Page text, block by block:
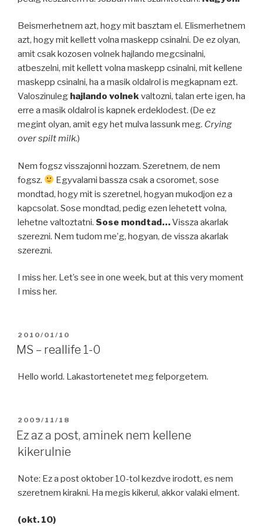
Beismerhetnem azt, hogy mit basztam el. Elismerhetnem
azt, hogy mit kellett volna maskepp csinalni. De ez olyan,
amit csak kozosen volnek hajlando megcsinalni,
atbeszelni, mit kellett volna maskepp csinalni, mit kellene
maskepp csinalni, ha a masik oldalrol is megkapnam ezt.
Valoszinuleg hajlando volnekvaltozni, talan erte igen, ha
erre a masik oldalrol is kapnek erdeklodest. (De ez
megint olyan, amit egy het mulva lassunk meg. Crying
over spilt milk.)
Nem fogsz visszajonni hozzam. Szeretnem, de nem
fogsz.
Egyvalami bassza csak a csoromet, sose
mondtad, hogy mit is szeretnel, hogyan mukodjon ez a
kapcsolat. Sose mondtad, pedig ezen lehetett volna,
lehetne valtoztatni. Sose mondtad…Vissza akarlak
szerezni. Nem tudom me’g, hogyan, de vissza akarlak
szerezni.
I miss her. Let’s see in one week, but at this very moment
I miss her.
POSTED
ON
2010/01/10
MS – reallife 1-0
Hello world. Lakastortenetet meg felporgetem.
POSTED
ON
2009/11/18
Ez az a post, aminek nem kellene
kikerulnie
Note: Ez a post oktober 10-tol kezdve irodott, es nem
szeretnem kirakni. Ha megis kikerul, akkor valaki elment.
(okt. 10)